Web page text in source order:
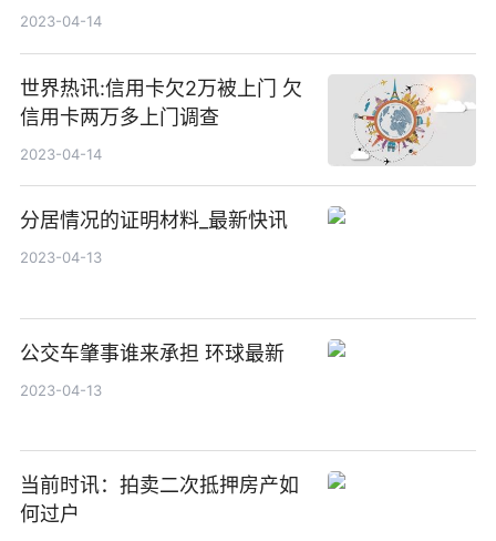
2023-04-14
世界热讯:信用卡欠2万被上门 欠
信用卡两万多上门调查
2023-04-14
分居情况的证明材料_最新快讯
2023-04-13
公交车肇事谁来承担 环球最新
2023-04-13
当前时讯：拍卖二次抵押房产如
何过户